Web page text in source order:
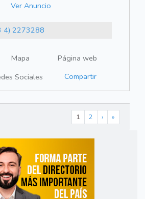
Ver Anuncio
4) 2273288
Mapa
Página web
Sociales Compartir
1 2 › »